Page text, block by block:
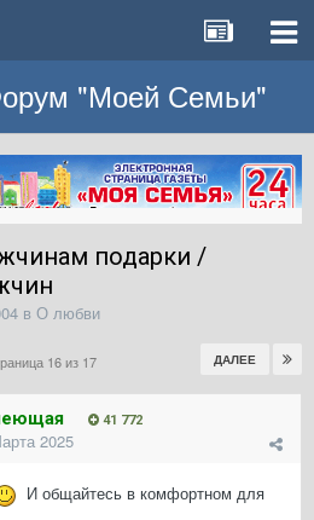
"Моей Семьи"
подарки /
в О любви
ДАЛЕЕ
16 из 17
41 772
2025
И общайтесь в комфортном для